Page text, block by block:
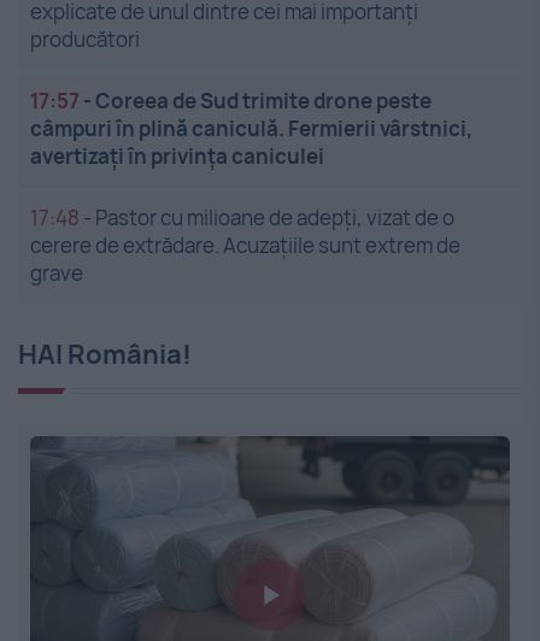
explicate de unul dintre cei mai importanți
producători
17:57 -Coreea de Sud trimite drone peste
câmpuri în plină caniculă. Fermierii vârstnici,
avertizați în privința caniculei
17:48 - Pastor cu milioane de adepți, vizat de o
cerere de extrădare. Acuzațiile sunt extrem de
grave
HAI România!